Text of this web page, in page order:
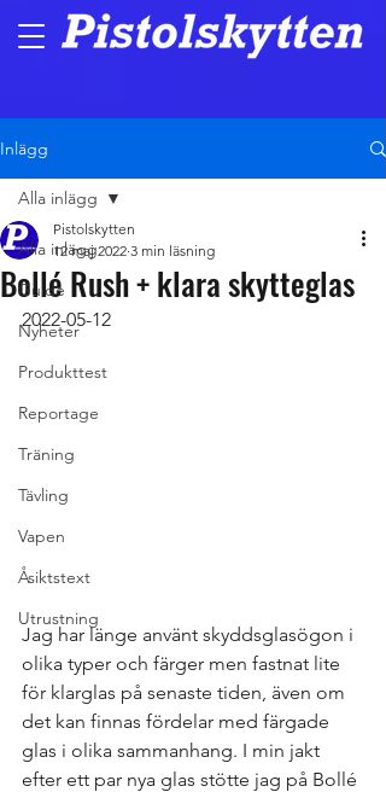
Inlägg
Alla inlägg
Guide
Nyheter
Produkttest
Reportage
Träning
Tävling
Vapen
Åsiktstext
Utrustning
Alla inlägg
Bollé Rush + klara skytteglas
Pistolskytten
12 maj 2022 3 min läsning
2022-05-12
Jag har länge använt skyddsglasögon i
olika typer och färger men fastnat lite
för klarglas på senaste tiden, även om
det kan finnas fördelar med färgade
glas i olika sammanhang. I min jakt
efter ett par nya glas stötte jag på Bollé